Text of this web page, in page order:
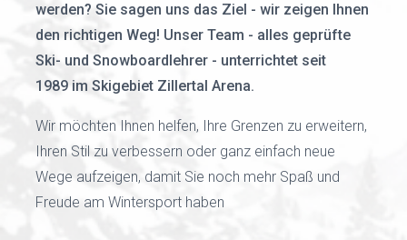
werden? Sie sagen uns das Ziel - wir zeigen Ihnen
den richtigen Weg! Unser Team - alles geprüfte
Ski- und Snowboardlehrer - unterrichtet seit
1989 im Skigebiet Zillertal Arena.
Wir möchten Ihnen helfen, Ihre Grenzen zu erweitern,
Ihren Stil zu verbessern oder ganz einfach neue
Wege aufzeigen, damit Sie noch mehr Spaß und
Freude am Wintersport haben